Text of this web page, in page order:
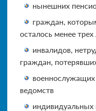
нынешних
граждан,
осталось менее трех
инвалидов,
граждан,
ведомств
индивидуальных